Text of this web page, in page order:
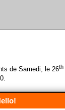
de Samedi, le 26th